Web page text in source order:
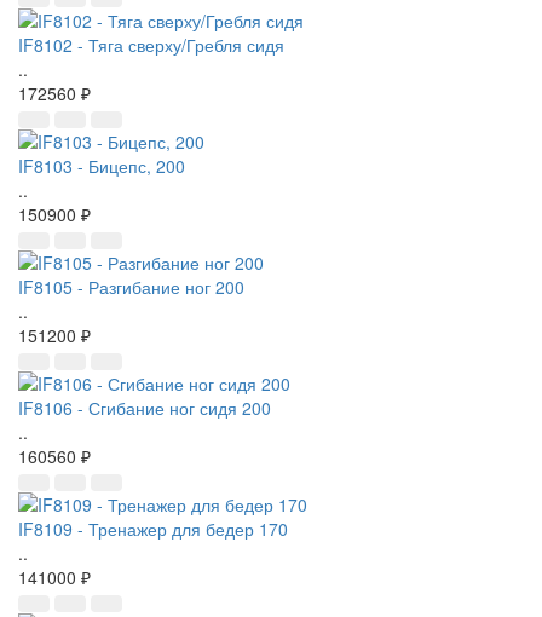
IF8102 - Тяга сверху/Гребля сидя
..
172560 ₽
IF8103 - Бицепс, 200
..
150900 ₽
IF8105 - Разгибание ног 200
..
151200 ₽
IF8106 - Сгибание ног сидя 200
..
160560 ₽
IF8109 - Тренажер для бедер 170
..
141000 ₽